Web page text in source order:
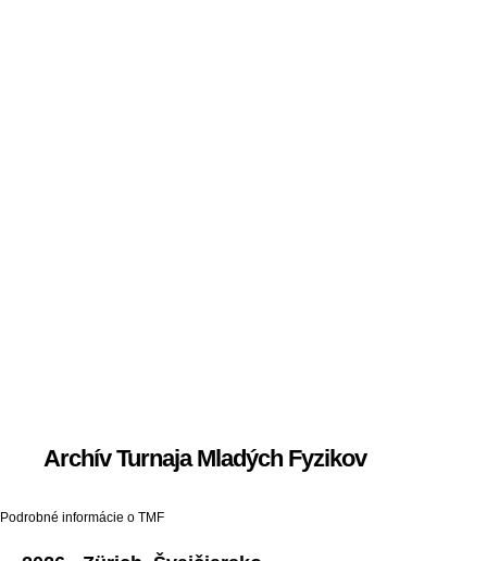
Archív Turnaja Mladých Fyzikov
Podrobné informácie o TMF